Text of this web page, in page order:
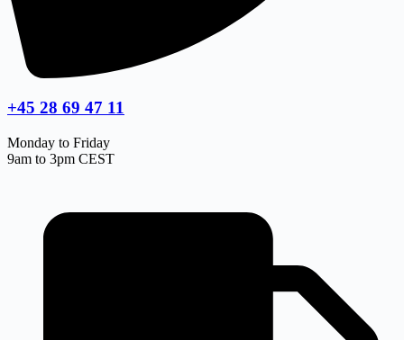
+45 28 69 47 11
Monday to Friday
9am to 3pm CEST